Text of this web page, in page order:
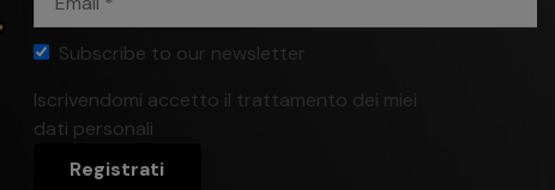
Subscribe to our newsletter
Iscrivendomi accetto il trattamento dei miei
dati personali
Registrati